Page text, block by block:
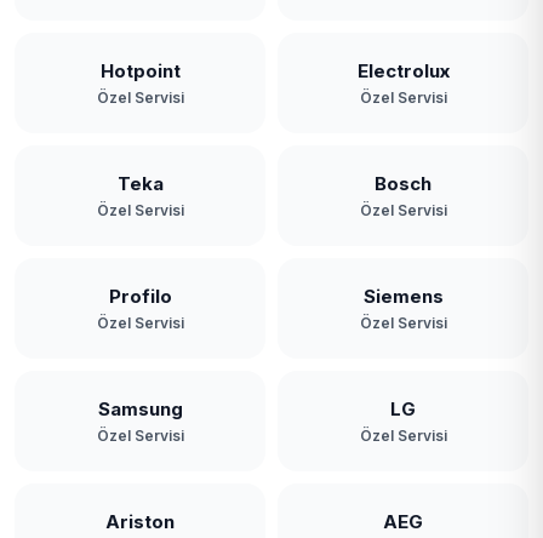
Hotpoint
Özel Servisi
Electrolux
Özel Servisi
Teka
Özel Servisi
Bosch
Özel Servisi
Profilo
Özel Servisi
Siemens
Özel Servisi
Samsung
Özel Servisi
LG
Özel Servisi
Ariston AEG